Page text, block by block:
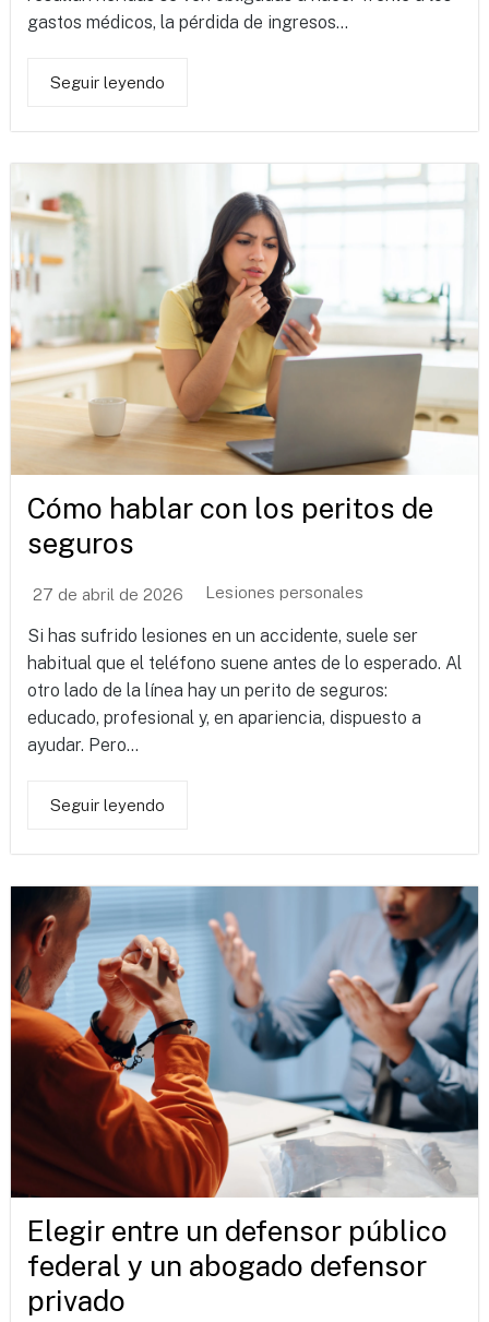
gastos médicos, la pérdida de ingresos...
Seguir leyendo
Cómo hablar con los peritos de
seguros
27 de abril de 2026 Lesiones personales
Si has sufrido lesiones en un accidente, suele ser
habitual que el teléfono suene antes de lo esperado. Al
otro lado de la línea hay un perito de seguros:
educado, profesional y, en apariencia, dispuesto a
ayudar. Pero...
Seguir leyendo
Elegir entre un defensor público
federal y un abogado defensor
privado